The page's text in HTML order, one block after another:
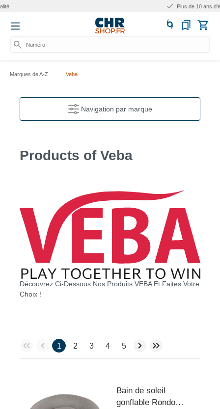
Numéro d'art
Marques de A-Z Veba
Navigation par marque
Products of Veba
Découvrez Ci-Dessous Nos Produits VEBA Et Faites Votre
Choix !
1 2 3 4 5
Bain de soleil
gonflable Rondo